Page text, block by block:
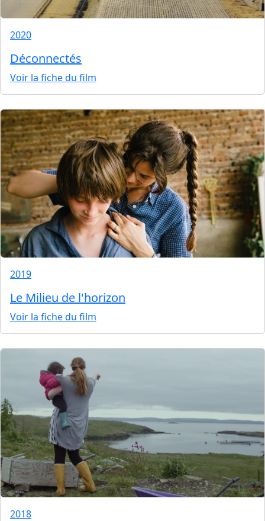
2020
Déconnectés
Voir la fiche du film
2019
Le Milieu de l'horizon
Voir la fiche du film
2018